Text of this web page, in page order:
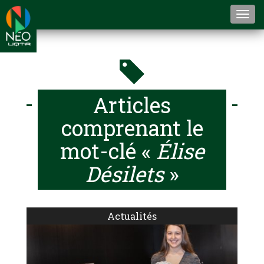
Articles
comprenant le
mot-clé « Élise
Désilets»
Actualités